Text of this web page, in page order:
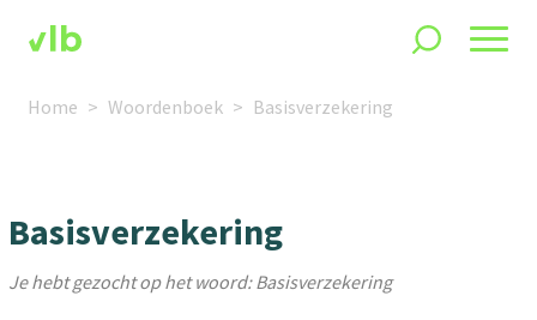
Home Woordenboek Basisverzekering
Basisverzekering
Je hebt gezocht op het woord: Basisverzekering